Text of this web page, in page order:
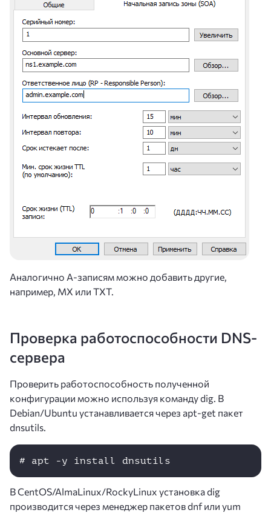
Аналогично А-записям можно добавить другие,
например, MX или TXT.
Проверка работоспособности DNS-
сервера
Проверить работоспособность полученной
конфигурации можно используя команду dig. В
Debian/Ubuntu устанавливается через apt-get пакет
dnsutils.
# apt -y install dnsutils
В CentOS/AlmaLinux/RockyLinux установка dig
производится через менеджер пакетов dnf или yum